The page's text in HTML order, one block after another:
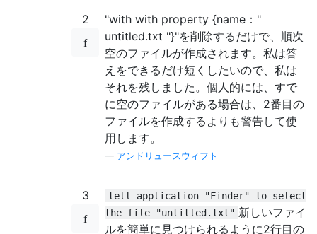
2
"with with property {name："
untitled.txt "}"を削除するだけで、順次
空のファイルが作成されます。私は答
えをできるだけ短くしたいので、私は
それを残しました。個人的には、すで
に空のファイルがある場合は、2番目の
ファイルを作成するよりも警告して使
用します。
アンドリュースウィフト
3
tell application "Finder" to select
the file "untitled.txt" 新しいファイ
ルを簡単に見つけられるように2行目の